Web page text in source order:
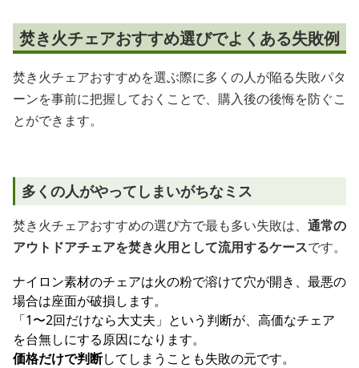
焚き火チェアおすすめ選びでよくある失敗例
焚き火チェアおすすめを選ぶ際に多くの人が陥る失敗パタ
ーンを事前に把握しておくことで、購入後の後悔を防ぐこ
とができます。
多くの人がやってしまいがちなミス
焚き火チェアおすすめの選び方で最も多い失敗は、 通常の
アウトドアチェアを焚き火用として流用するケースです。
ナイロン素材のチェアは火の粉で溶けて穴が開き、最悪の
場合は座面が破損します。
「1〜2回だけなら大丈夫」という判断が、高価なチェア
を台無しにする原因になります。
価格だけで判断してしまうことも失敗の元です。